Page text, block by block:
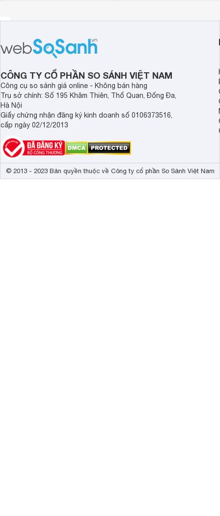
CÔNG TY CỔ PHẦN SO SÁNH VIỆT NAM
Công cụ so sánh giá online - Không bán hàng
Trụ sở chính: Số 195 Khâm Thiên, Thổ Quan, Đống Đa,
Hà Nội
Giấy chứng nhận đăng ký kinh doanh số 0106373516,
cấp ngày 02/12/2013
© 2013 - 2023 Bản quyền thuộc về Công ty cổ phần So Sánh Việt Nam